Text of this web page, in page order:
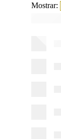
Mostrar: